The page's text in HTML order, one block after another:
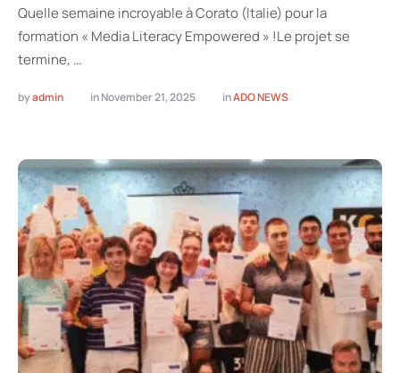
Quelle semaine incroyable à Corato (Italie) pour la
formation « Media Literacy Empowered » !Le projet se
termine, …
by admin in November 21, 2025 in ADO NEWS